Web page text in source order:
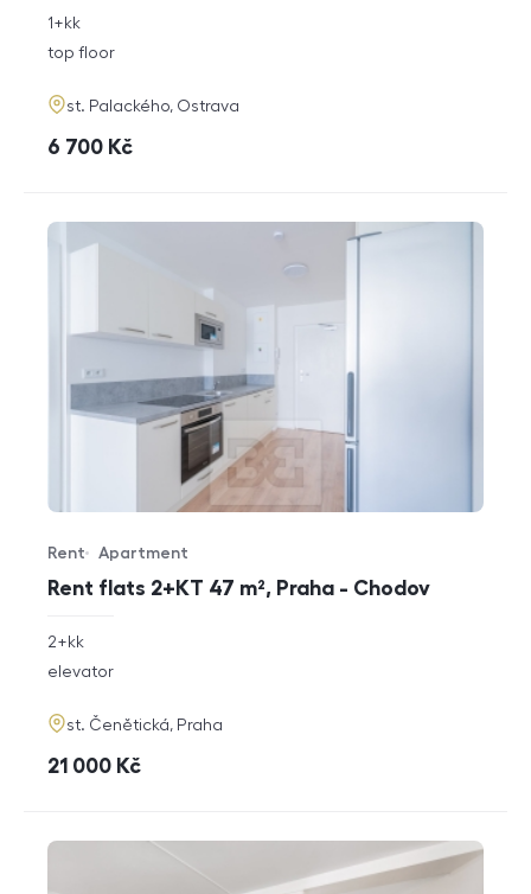
rozměry
disposition
1+kk
funkce
top floor
adresa
st. Palackého, Ostrava
cena
6 700 Kč
Rent flats 2+KT 47 m², Praha - Chodov
Offer type
Rent
Property type
Apartment
rozměry
disposition
2+kk
funkce
elevator
adresa
st. Čenětická, Praha
cena
21 000 Kč